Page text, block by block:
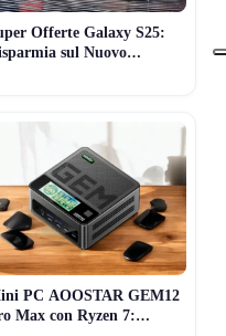
Offerte Galaxy S25:
sul Nuovo
PC AOOSTAR GEM12
Max con Ryzen 7: